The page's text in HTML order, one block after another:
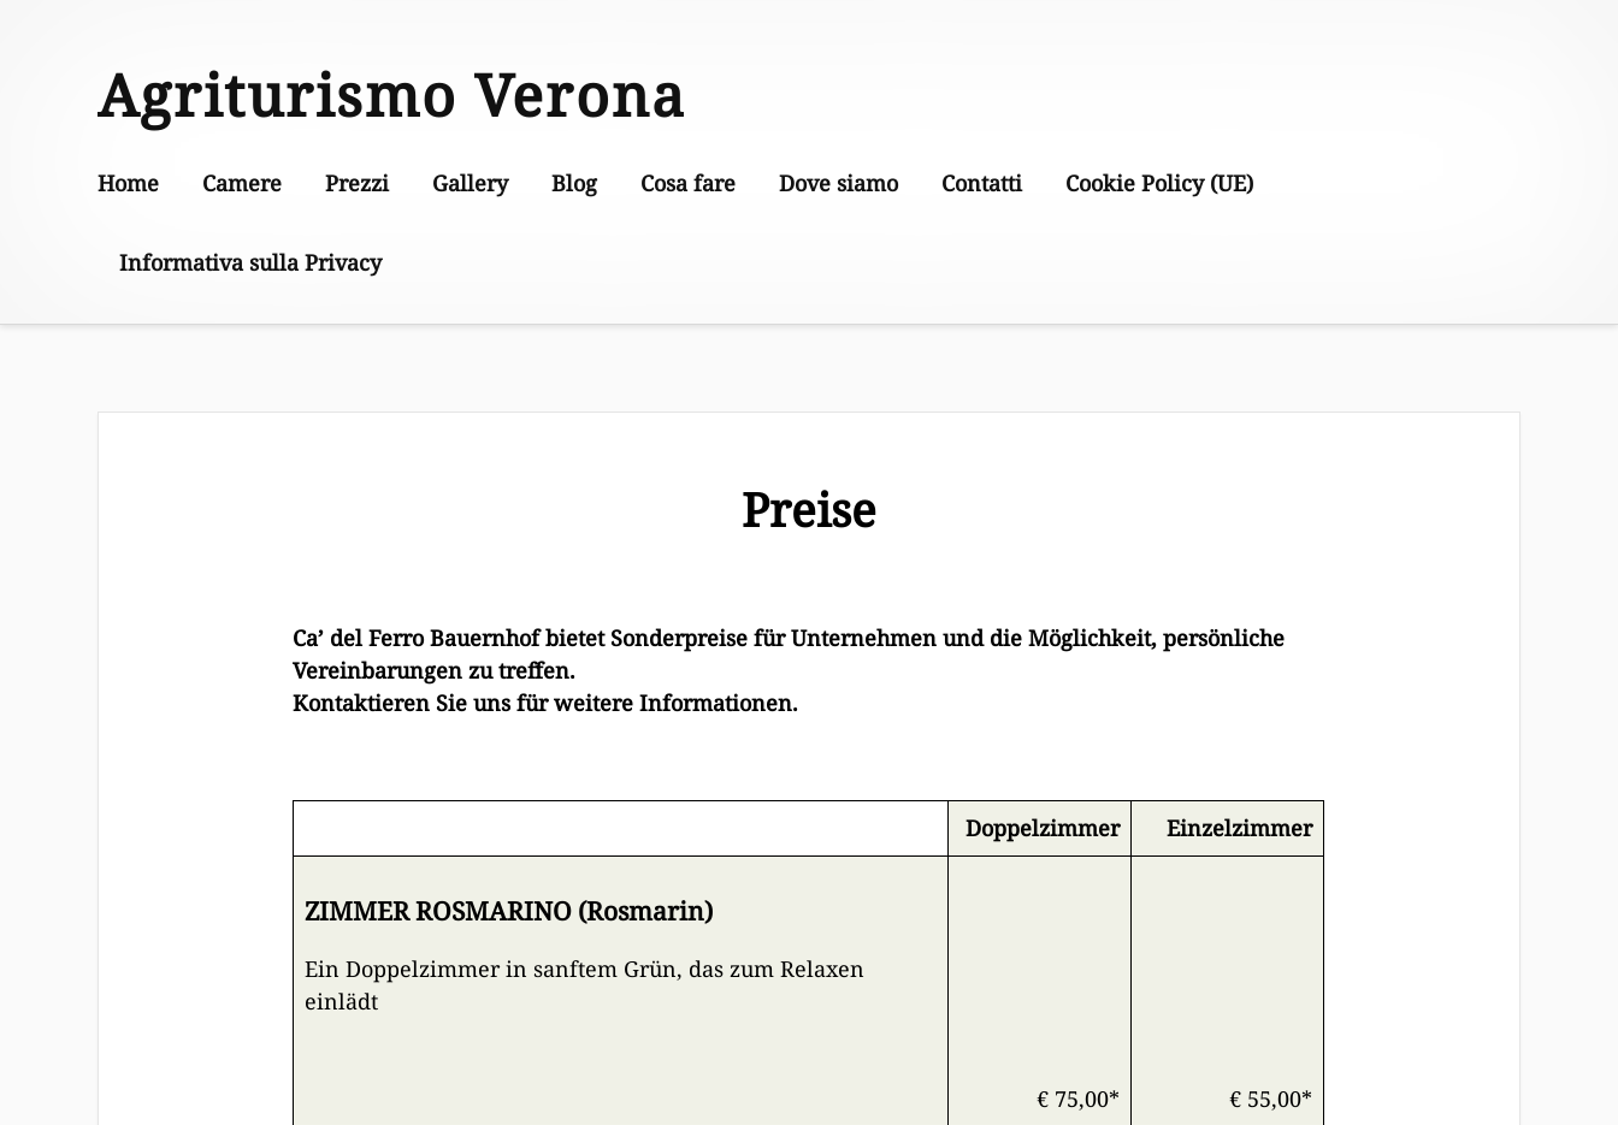
Agriturismo Verona
Home Camere Prezzi Gallery Blog Cosa fare Dove siamo Contatti Cookie Policy (UE)
Informativa sulla Privacy
Preise
Ca’ del Ferro Bauernhof bietet Sonderpreise für Unternehmen und die Möglichkeit, persönliche
Vereinbarungen zu treffen.
Kontaktieren Sie uns für weitere Informationen.
Doppelzimmer Einzelzimmer
ZIMMER ROSMARINO (Rosmarin)
Ein Doppelzimmer in sanftem Grün, das zum Relaxen
einlädt
€ 75,00* € 55,00*